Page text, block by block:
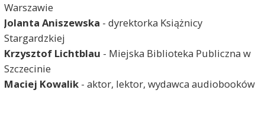
Warszawie
Jolanta Aniszewska - dyrektorka Książnicy
Stargardzkiej
Krzysztof Lichtblau - Miejska Biblioteka Publiczna w
Szczecinie
Maciej Kowalik- aktor, lektor, wydawca audiobooków